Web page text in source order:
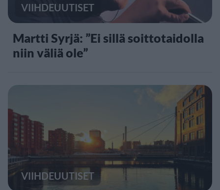
VIIHDEUUTISET
Martti Syrjä: ”Ei sillä soittotaidolla
niin väliä ole”
VIIHDEUUTISET